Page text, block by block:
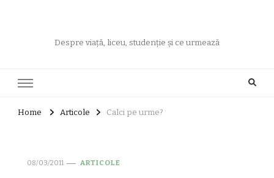
Despre viață, liceu, studenție și ce urmează
Home Articole Calci pe urme?
08/03/2011 ARTICOLE